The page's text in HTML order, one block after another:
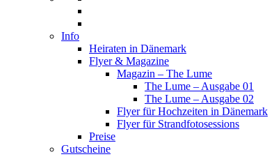
Info
Heiraten in Dänemark
Flyer & Magazine
Magazin – The Lume
The Lume – Ausgabe 01
The Lume – Ausgabe 02
Flyer für Hochzeiten in Dänemark
Flyer für Strandfotosessions
Preise
Gutscheine